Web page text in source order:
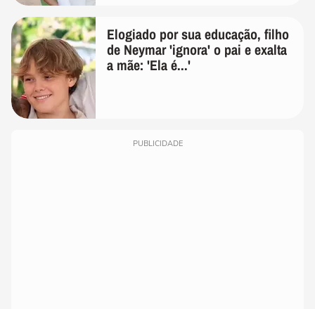
Elogiado por sua educação, filho
de Neymar 'ignora' o pai e exalta
a mãe: 'Ela é...'
PUBLICIDADE